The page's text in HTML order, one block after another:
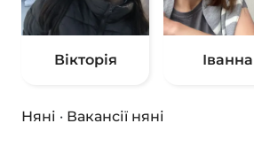
Вікторія Іванна
Няні · Вакансії няні